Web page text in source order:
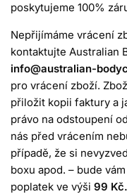
poskytujeme 100%
Nepřijímáme vrácení
kontaktujte Australian
info@australian-
pro vrácení zboží.
přiložit kopii faktury a
právo na odstoupení
nás před vrácením
případě, že si
boxu apod. – bude
poplatek ve výši 99 Kč.